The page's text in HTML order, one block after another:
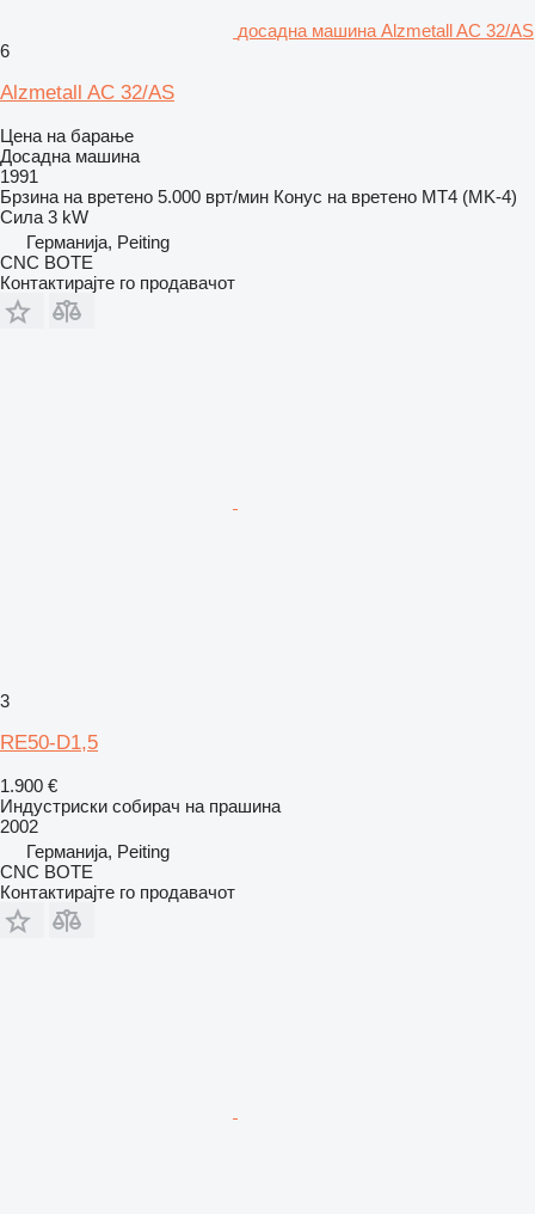
досадна машина Alzmetall AC 32/AS
6
Alzmetall AC 32/AS
Цена на барање
Досадна машина
1991
Брзина на вретено 5.000 врт/мин Конус на вретено MT4 (MK-4)
Сила 3 kW
Германија, Peiting
CNC BOTE
Контактирајте го продавачот
3
RE50-D1,5
1.900 €
Индустриски собирач на прашина
2002
Германија, Peiting
CNC BOTE
Контактирајте го продавачот